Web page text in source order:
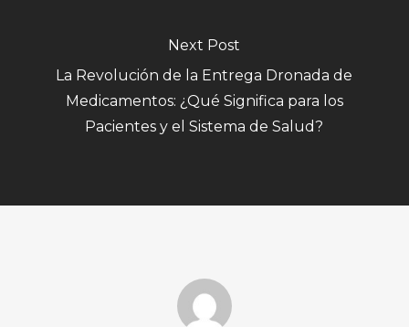
Next Post
La Revolución de la Entrega Dronada de
Medicamentos: ¿Qué Significa para los
Pacientes y el Sistema de Salud?